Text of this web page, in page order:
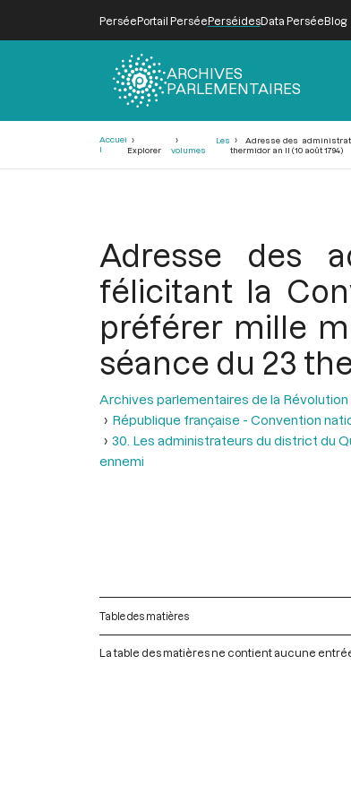
PerséePortail PerséePerséidesData PerséeBlog
ARCHIVES
PARLEMENTAIRES
Accuei
l
Explorer
Les
volumes
Adresse des
thermidor an II (10 août 1794)
Adresse des
félicitant la
préférer mille
séance du 23
Archives parlementaires de la Révolution
République française - Convention
30. Les administrateurs du district du
ennemi
Table des matières
La table des matières ne contient aucune